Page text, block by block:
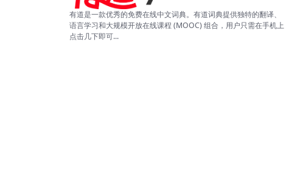
有道是一款优秀的免费在线中文词典。有道词典提供独特的翻译、
语言学习和大规模开放在线课程 (MOOC) 组合，用户只需在手机上
点击几下即可...